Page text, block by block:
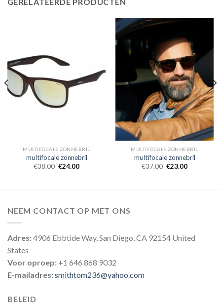
MULTIFOCALE ZONNEBRIL
multifocale zonnebril
€38.00 €24.00
MULTIFOCALE ZONNEBRIL
multifocale zonnebril
€37.00 €23.00
NEEM CONTACT OP MET ONS
Adres:4906 Ebbtide Way, San Diego, CA 92154 United
States
Voor oproep: +1 646 868 9032
E-mailadres:smithtom236@yahoo.com
BELEID